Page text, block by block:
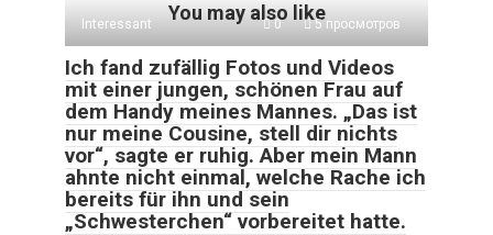
You may also like
Interessant 0 5 просмотров
Ich fand zufällig Fotos und Videos
mit einer jungen, schönen Frau auf
dem Handy meines Mannes. „Das ist
nur meine Cousine, stell dir nichts
vor“, sagte er ruhig. Aber mein Mann
ahnte nicht einmal, welche Rache ich
bereits für ihn und sein
„Schwesterchen“ vorbereitet hatte.